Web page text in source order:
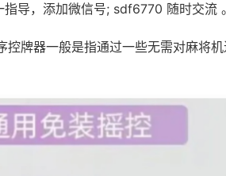
导，添加微信号; sdf6770 随时交流 。
牌器一般是指通过一些无需对麻将